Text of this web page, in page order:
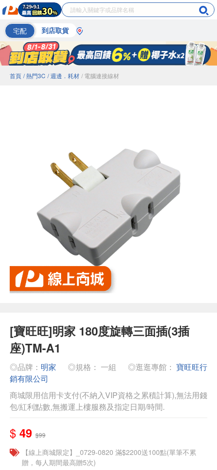
宅配 到店取貨
首頁 / 熱門3C / 週邊．耗材 / 電腦連接線材
[寶旺旺]明家 180度旋轉三面插(3插
座)TM-A1
◎品牌： 明家 ◎規格： 一組 ◎逛逛專館： 寶旺旺行
銷有限公司
商城限用信用卡支付(不納入VIP資格之累積計算),無法用錢
包/紅利點數,無搬運上樓服務及指定日期/時間.
$ 49 $99
【線上商城限定】_0729-0820 滿$2200送100點(單筆不累
贈，每人期間最高贈5次)